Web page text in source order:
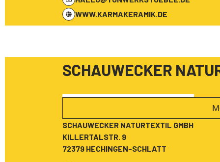
WWW.KARMAKERAMIK.DE
SCHAUWECKER
SCHAUWECKER NATURTEXTIL GMBH
KILLERTALSTR. 9
72379 HECHINGEN-SCHLATT